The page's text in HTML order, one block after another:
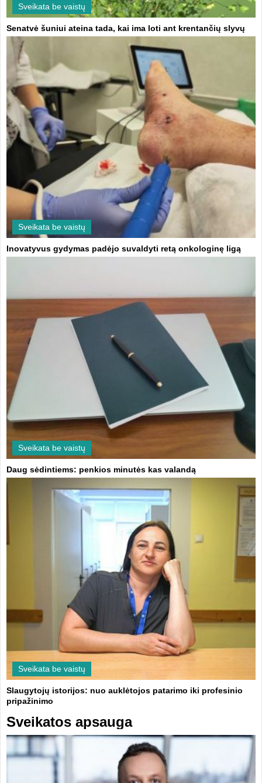
Sveikata be vaistų
Senatvė šuniui ateina tada, kai ima loti ant krentančių slyvų
Sveikata be vaistų
Inovatyvus gydymas padėjo suvaldyti retą onkologinę ligą
Sveikata be vaistų
Daug sėdintiems: penkios minutės kas valandą
Sveikata be vaistų
Slaugytojų istorijos: nuo auklėtojos patarimo iki profesinio
pripažinimo
Sveikatos apsauga